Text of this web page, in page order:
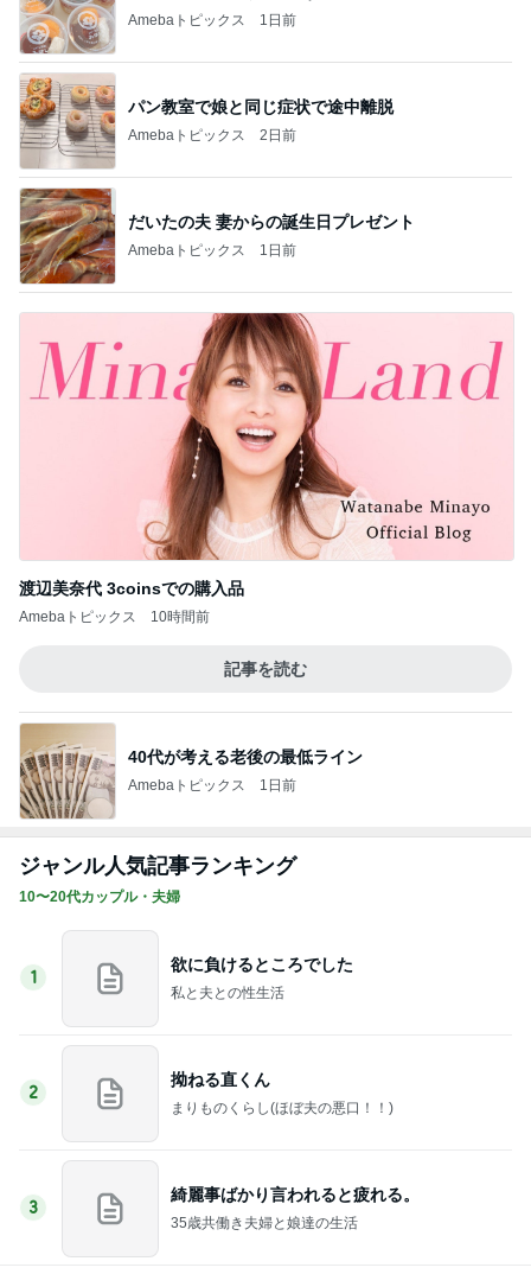
Amebaトピックス 1日前
パン教室で娘と同じ症状で途中離脱
Amebaトピックス 2日前
だいたの夫 妻からの誕生日プレゼント
Amebaトピックス 1日前
渡辺美奈代 3coinsでの購入品
Amebaトピックス 10時間前
記事を読む
40代が考える老後の最低ライン
Amebaトピックス 1日前
ジャンル人気記事ランキング
10〜20代カップル・夫婦
1
欲に負けるところでした
私と夫との性生活
2
拗ねる直くん
まりものくらし(ほぼ夫の悪口！！)
3
綺麗事ばかり言われると疲れる。
35歳共働き夫婦と娘達の生活